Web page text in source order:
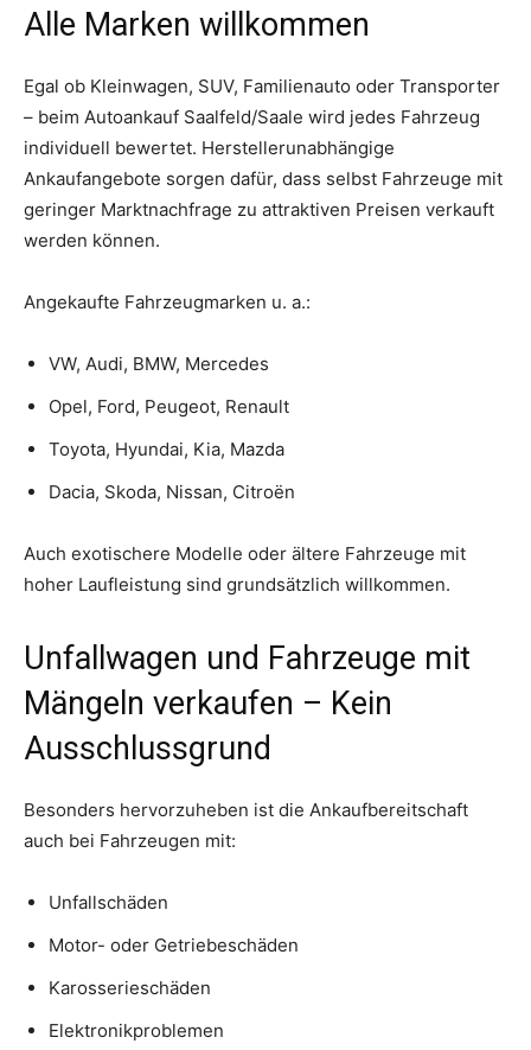
Alle Marken willkommen
Egal ob Kleinwagen, SUV, Familienauto oder Transporter
– beim Autoankauf Saalfeld/Saale wird jedes Fahrzeug
individuell bewertet. Herstellerunabhängige
Ankaufangebote sorgen dafür, dass selbst Fahrzeuge mit
geringer Marktnachfrage zu attraktiven Preisen verkauft
werden können.
Angekaufte Fahrzeugmarken u. a.:
VW, Audi, BMW, Mercedes
Opel, Ford, Peugeot, Renault
Toyota, Hyundai, Kia, Mazda
Dacia, Skoda, Nissan, Citroën
Auch exotischere Modelle oder ältere Fahrzeuge mit
hoher Laufleistung sind grundsätzlich willkommen.
Unfallwagen und Fahrzeuge mit
Mängeln verkaufen – Kein
Ausschlussgrund
Besonders hervorzuheben ist die Ankaufbereitschaft
auch bei Fahrzeugen mit:
Unfallschäden
Motor- oder Getriebeschäden
Karosserieschäden
Elektronikproblemen